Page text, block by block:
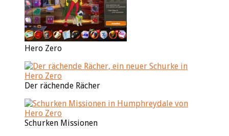
Hero Zero
Der rächende Rächer
Schurken Missionen